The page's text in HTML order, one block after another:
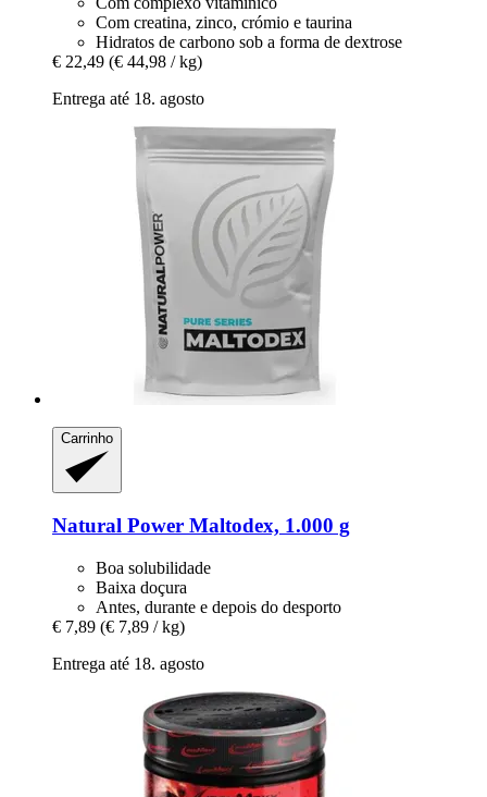
Com creatina, zinco, crómio e taurina
Hidratos de carbono sob a forma de dextrose
€ 22,49 (€ 44,98 / kg)
Entrega até 18. agosto
Carrinho
Natural Power Maltodex, 1.000 g
Boa solubilidade
Baixa doçura
Antes, durante e depois do desporto
€ 7,89 (€ 7,89 / kg)
Entrega até 18. agosto